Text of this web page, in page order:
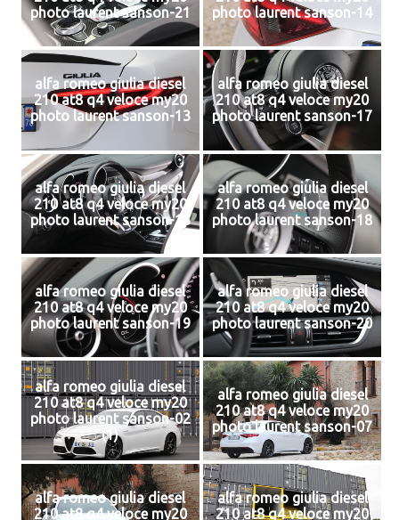
photo laurent sanson-21
photo laurent sanson-14
alfa romeo giulia diesel
210 at8 q4 veloce my20
photo laurent sanson-13
alfa romeo giulia diesel
210 at8 q4 veloce my20
photo laurent sanson-17
alfa romeo giulia diesel
210 at8 q4 veloce my20
photo laurent sanson-16
alfa romeo giulia diesel
210 at8 q4 veloce my20
photo laurent sanson-18
alfa romeo giulia diesel
210 at8 q4 veloce my20
photo laurent sanson-19
alfa romeo giulia diesel
210 at8 q4 veloce my20
photo laurent sanson-20
alfa romeo giulia diesel
210 at8 q4 veloce my20
photo laurent sanson-02
(1)
alfa romeo giulia diesel
210 at8 q4 veloce my20
photo laurent sanson-07
alfa romeo giulia diesel
210 at8 q4 veloce my20
alfa romeo giulia diesel
210 at8 q4 veloce my20